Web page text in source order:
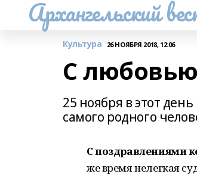
Архангельский
Культура 26 НОЯБРЯ 2018, 12:06
С
25 ноября в этот
самого родного
С поздравлениями
же время нелегкая